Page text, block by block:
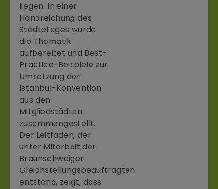
liegen. In einer
Handreichung des
Städtetages wurde
die Thematik
aufbereitet und Best-
Practice-Beispiele zur
Umsetzung der
Istanbul-Konvention
aus den
Mitgliedstädten
zusammengestellt.
Der Leitfaden, der
unter Mitarbeit der
Braunschweiger
Gleichstellungsbeauftragten
entstand, zeigt, dass